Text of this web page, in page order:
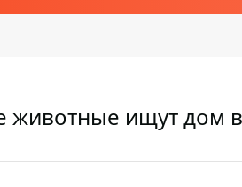
животные ищут дом